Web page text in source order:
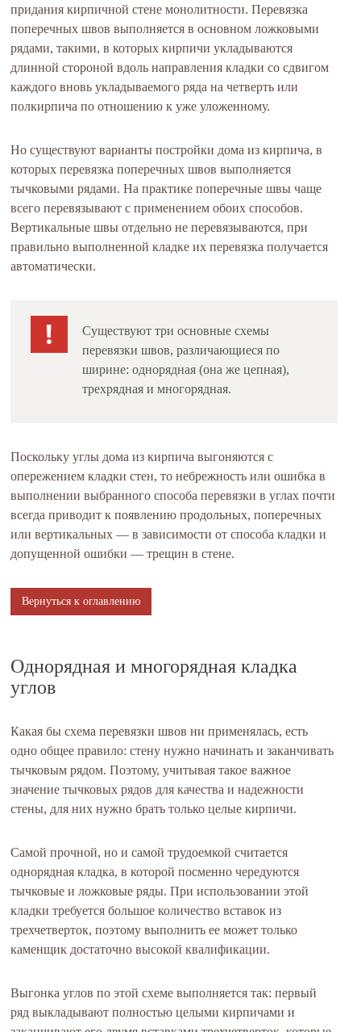
придания кирпичной стене монолитности. Перевязка
поперечных швов выполняется в основном ложковыми
рядами, такими, в которых кирпичи укладываются
длинной стороной вдоль направления кладки со сдвигом
каждого вновь укладываемого ряда на четверть или
полкирпича по отношению к уже уложенному.
Но существуют варианты постройки дома из кирпича, в
которых перевязка поперечных швов выполняется
тычковыми рядами. На практике поперечные швы чаще
всего перевязывают с применением обоих способов.
Вертикальные швы отдельно не перевязываются, при
правильно выполненной кладке их перевязка получается
автоматически.
Существуют три основные схемы
перевязки швов, различающиеся по
ширине: однорядная (она же цепная),
трехрядная и многорядная.
Поскольку углы дома из кирпича выгоняются с
опережением кладки стен, то небрежность или ошибка в
выполнении выбранного способа перевязки в углах почти
всегда приводит к появлению продольных, поперечных
или вертикальных — в зависимости от способа кладки и
допущенной ошибки — трещин в стене.
Вернуться к оглавлению
Однорядная и многорядная кладка
углов
Какая бы схема перевязки швов ни применялась, есть
одно общее правило: стену нужно начинать и заканчивать
тычковым рядом. Поэтому, учитывая такое важное
значение тычковых рядов для качества и надежности
стены, для них нужно брать только целые кирпичи.
Самой прочной, но и самой трудоемкой считается
однорядная кладка, в которой посменно чередуются
тычковые и ложковые ряды. При использовании этой
кладки требуется большое количество вставок из
трехчетверток, поэтому выполнить ее может только
каменщик достаточно высокой квалификации.
Выгонка углов по этой схеме выполняется так: первый
ряд выкладывают полностью целыми кирпичами и